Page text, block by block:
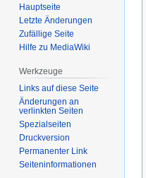
Hauptseite
Letzte Änderungen
Zufällige Seite
Hilfe zu MediaWiki
Werkzeuge
Links auf diese Seite
Änderungen an
verlinkten Seiten
Spezialseiten
Druckversion
Permanenter Link
Seiten­­informationen